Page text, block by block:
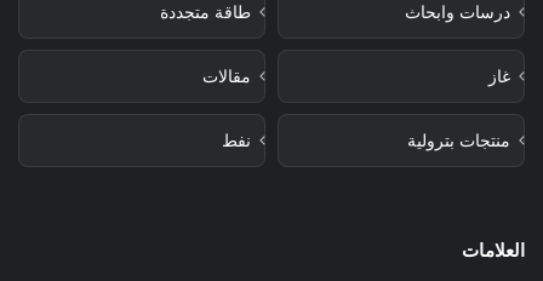
درسات وابحاث طاقة متجددة
غاز مقالات
منتجات بترولية نفط
العلامات